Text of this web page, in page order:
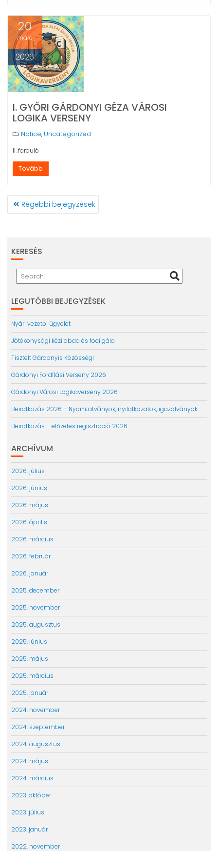
20
márc
2026
I. GYŐRI GÁRDONYI GÉZA VÁROSI
LOGIKA VERSENY
Notice, Uncategorized
II. forduló
Tovább
BEJEGYZÉS
NAVIGÁCIÓ
Régebbi bejegyzések
KERESÉS
LEGUTÓBBI BEJEGYZÉSEK
Nyári vezetői ügyelet
Jótékonysági kézilabda és foci gála
Tisztelt Gárdonyis Közösség!
Gárdonyi Fordítási Verseny 2026
Gárdonyi Városi Logikaverseny 2026
Beiratkozás 2026 – Nyomtatványok, nyilatkozatok, igazolványok
Beiratkozás – előzetes regisztráció 2026
ARCHÍVUM
2026. július
2026. június
2026. május
2026. április
2026. március
2026. február
2026. január
2025. december
2025. november
2025. augusztus
2025. június
2025. május
2025. március
2025. január
2024. november
2024. szeptember
2024. augusztus
2024. május
2024. március
2023. október
2023. július
2023. január
2022. november